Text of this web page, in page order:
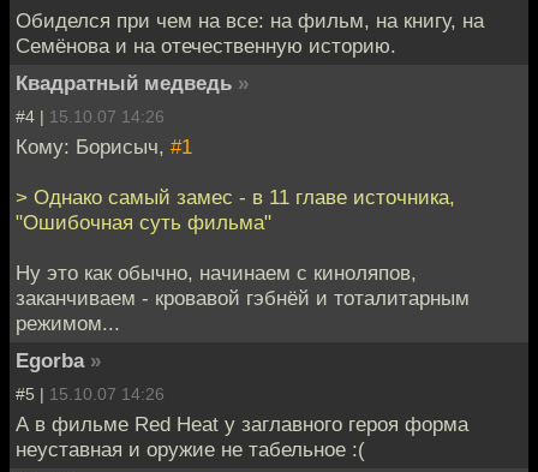
Обиделся при чем на все: на фильм, на книгу, на
Семёнова и на отечественную историю.
Квадратный медведь »
#4 | 15.10.07 14:26
Кому: Борисыч, #1
> Однако самый замес - в 11 главе источника,
"Ошибочная суть фильма"
Ну это как обычно, начинаем с киноляпов,
заканчиваем - кровавой гэбнёй и тоталитарным
режимом...
Egorba »
#5 | 15.10.07 14:26
А в фильме Red Heat у заглавного героя форма
неуставная и оружие не табельное :(